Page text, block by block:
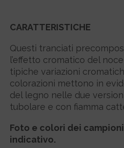
CARATTERISTICHE
Questi tranciati
l’effetto cromatico del
tipiche variazioni
colorazioni mettono in
del legno nelle due
tubolare e con fiamma
Foto e colori dei
indicativo.